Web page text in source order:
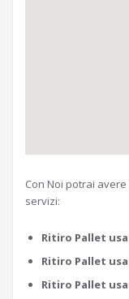
Con Noi potrai avere
servizi:
Ritiro Pallet
Ritiro Pallet
Ritiro Pallet